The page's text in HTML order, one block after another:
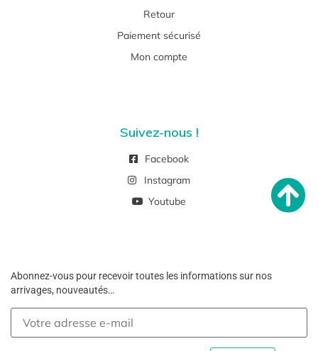
Retour
Paiement sécurisé
Mon compte
Suivez-nous !
Facebook
Instagram
Youtube
Abonnez-vous pour recevoir toutes les informations sur nos
arrivages, nouveautés…